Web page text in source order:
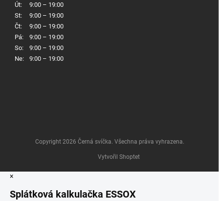
Út:
9:00 – 19:00
St:
9:00 – 19:00
Čt:
9:00 – 19:00
Pá:
9:00 – 19:00
So:
9:00 – 19:00
Ne:
9:00 – 19:00
Vytvořil Shoptet
Copyright 2026 Černá svíčka . Všechna práva vyhrazena.
×
Splátková kalkulačka ESSOX